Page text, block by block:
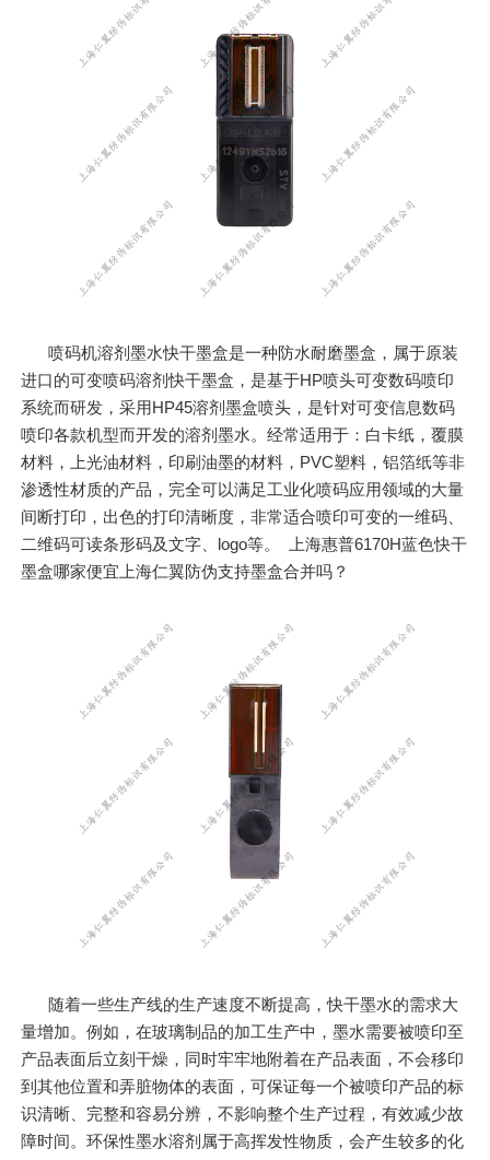
喷码机溶剂墨水快干墨盒是一种防水耐磨墨盒，属于原装
进口的可变喷码溶剂快干墨盒，是基于HP喷头可变数码喷印
系统而研发，采用HP45溶剂墨盒喷头，是针对可变信息数码
喷印各款机型而开发的溶剂墨水。经常适用于：白卡纸，覆膜
材料，上光油材料，印刷油墨的材料，PVC塑料，铝箔纸等非
渗透性材质的产品，完全可以满足工业化喷码应用领域的大量
间断打印，出色的打印清晰度，非常适合喷印可变的一维码、
二维码可读条形码及文字、logo等。 上海惠普6170H蓝色快干
墨盒哪家便宜上海仁翼防伪支持墨盒合并吗？
随着一些生产线的生产速度不断提高，快干墨水的需求大
量增加。例如，在玻璃制品的加工生产中，墨水需要被喷印至
产品表面后立刻干燥，同时牢牢地附着在产品表面，不会移印
到其他位置和弄脏物体的表面，可保证每一个被喷印产品的标
识清晰、完整和容易分辨，不影响整个生产过程，有效减少故
障时间。环保性墨水溶剂属于高挥发性物质，会产生较多的化